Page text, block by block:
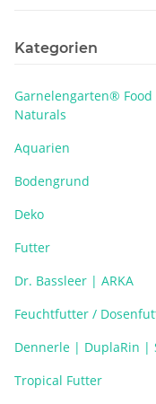
Kategorien
Garnelengarten® Food
Naturals
Aquarien
Bodengrund
Deko
Futter
Dr. Bassleer | ARKA
Feuchtfutter /
Dennerle | DuplaRin |
Tropical Futter